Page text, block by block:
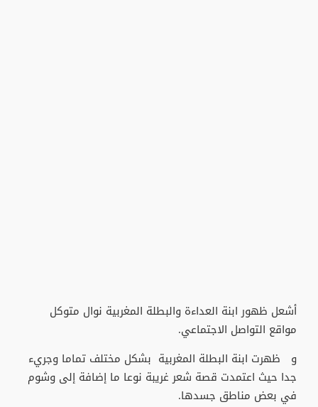
أشعل ظهور ابنة العداءة والبطلة المغربية نوال متوكل
مواقع التواصل الاجتماعي.
و ظهرت ابنة البطلة المغربية بشكل مختلف تماما وجريء
جدا حيث اعتمدت قصة شعر غريبة نوعا ما إضافة إلى وشوم
في بعض مناطق جسدها.